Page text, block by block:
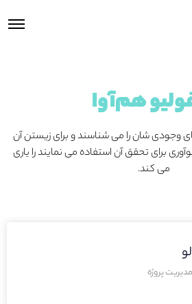
هم‌آوا
وجودی شان را می شناسند و برای زیستن آن
برای تحقق آن استفاده می نمایند را یاری
می کند.
مدیریت پروژه